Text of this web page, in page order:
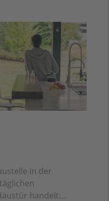
in der
handelt:...